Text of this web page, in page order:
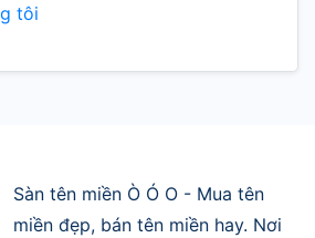
tôi
Sàn tên miền Ò Ó O - Mua tên
miền đẹp, bán tên miền hay. Nơi